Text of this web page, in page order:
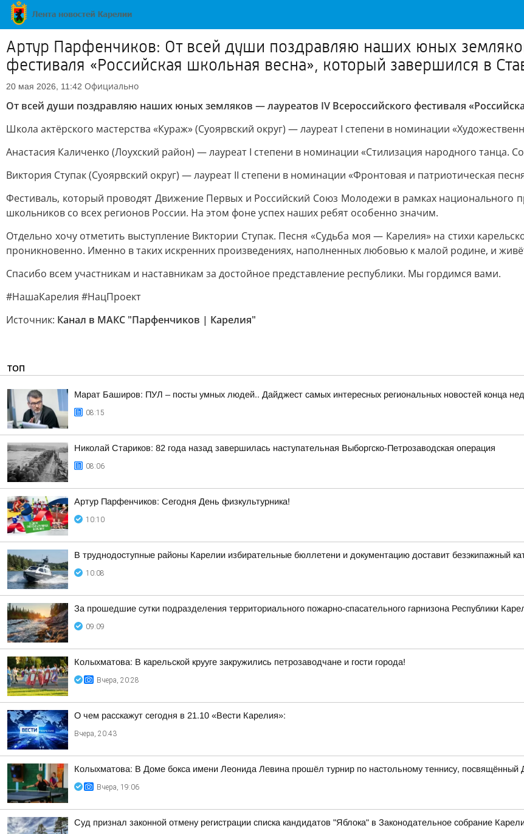
Артур Парфенчиков: От всей души поздравляю наших юных
фестиваля «Российская школьная весна», который завершился в
20 мая 2026, 11:42 Официально
От всей души поздравляю наших юных земляков — лауреатов IV Всероссийского фестиваля
Школа актёрского мастерства «Кураж» (Суоярвский округ) — лауреат I степени в номинации
Анастасия Каличенко (Лоухский район) — лауреат I степени в номинации «Стилизация народного танца.
Виктория Ступак (Суоярвский округ) — лауреат II степени в номинации «Фронтовая и патриотическая
Фестиваль, который проводят Движение Первых и Российский Союз Молодежи в рамках национального
школьников со всех регионов России. На этом фоне успех наших ребят особенно значим.
Отдельно хочу отметить выступление Виктории Ступак. Песня «Судьба моя — Карелия» на стихи
проникновенно. Именно в таких искренних произведениях, наполненных любовью к малой родине, и
Спасибо всем участникам и наставникам за достойное представление республики. Мы гордимся вами.
#НашаКарелия #НацПроект
Источник: Канал в МАКС "Парфенчиков | Карелия"
ТОП
Марат Баширов: ПУЛ – посты умных людей.. Дайджест самых интересных региональных новостей конца
08:15
Николай Стариков: 82 года назад завершилась наступательная Выборгско-Петрозаводская операция
08:06
Артур Парфенчиков: Сегодня День физкультурника!
10:10
В труднодоступные районы Карелии избирательные бюллетени и документацию доставит безэкипажный
10:08
За прошедшие сутки подразделения территориального пожарно-спасательного гарнизона Республики
09:09
Колыхматова: В карельской крууге закружились петрозаводчане и гости города!
Вчера, 20:28
О чем расскажут сегодня в 21.10 «Вести Карелия»:
Вчера, 20:43
Колыхматова: В Доме бокса имени Леонида Левина прошёл турнир по настольному теннису, посвящённый
Вчера, 19:06
Суд признал законной отмену регистрации списка кандидатов "Яблока" в Законодательное собрание